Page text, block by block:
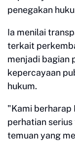
penegakan
Ia menilai
terkait
menjadi bagian
kepercayaan
hukum.
"Kami berharap
perhatian
temuan yang